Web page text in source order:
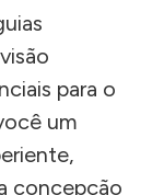
para o
um
concepção